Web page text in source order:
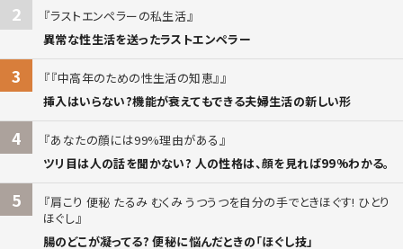
2
ラストエンペラーの私生活
異常な性生活を送ったラストエンペラー
3
『中高年のための性生活の知恵』
挿入はいらない?機能が衰えてもできる夫婦生活の新しい形
4
あなたの顔には99%理由がある
ツリ目は人の話を聞かない? 人の性格は、顔を見れば99%わかる。
5
肩こり 便秘 たるみ むくみ うつうつを自分の手でときほぐす! ひとり
ほぐし
腸のどこが凝ってる? 便秘に悩んだときの「ほぐし技」